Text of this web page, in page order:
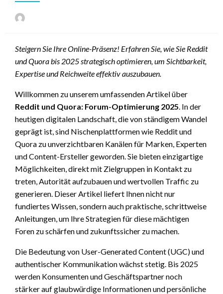
Steigern Sie Ihre Online-Präsenz! Erfahren Sie, wie Sie Reddit
und Quora bis 2025 strategisch optimieren, um Sichtbarkeit,
Expertise und Reichweite effektiv auszubauen.
Willkommen zu unserem umfassenden Artikel über
Reddit und Quora: Forum-Optimierung 2025. In der
heutigen digitalen Landschaft, die von ständigem Wandel
geprägt ist, sind Nischenplattformen wie Reddit und
Quora zu unverzichtbaren Kanälen für Marken, Experten
und Content-Ersteller geworden. Sie bieten einzigartige
Möglichkeiten, direkt mit Zielgruppen in Kontakt zu
treten, Autorität aufzubauen und wertvollen Traffic zu
generieren. Dieser Artikel liefert Ihnen nicht nur
fundiertes Wissen, sondern auch praktische, schrittweise
Anleitungen, um Ihre Strategien für diese mächtigen
Foren zu schärfen und zukunftssicher zu machen.
Die Bedeutung von User-Generated Content (UGC) und
authentischer Kommunikation wächst stetig. Bis 2025
werden Konsumenten und Geschäftspartner noch
stärker auf glaubwürdige Informationen und persönliche